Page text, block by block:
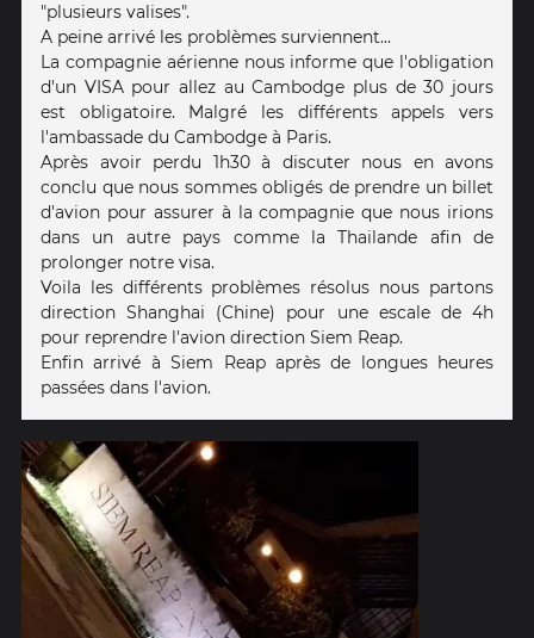
"plusieurs valises".
A peine arrivé les problèmes surviennent...
La compagnie aérienne nous informe que l'obligation
d'un VISA pour allez au Cambodge plus de 30 jours
est obligatoire. Malgré les différents appels vers
l'ambassade du Cambodge à Paris.
Après avoir perdu 1h30 à discuter nous en avons
conclu que nous sommes obligés de prendre un billet
d'avion pour assurer à la compagnie que nous irions
dans un autre pays comme la Thailande afin de
prolonger notre visa.
Voila les différents problèmes résolus nous partons
direction Shanghai (Chine) pour une escale de 4h
pour reprendre l'avion direction Siem Reap.
Enfin arrivé à Siem Reap après de longues heures
passées dans l'avion.